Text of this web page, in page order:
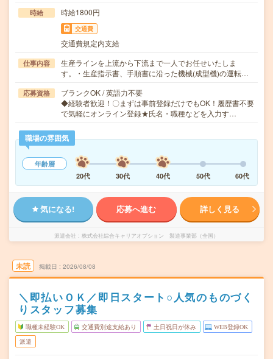
時給 時給1800円
交通費
交通費規定内支給
仕事内容
生産ラインを上流から下流まで一人でお任せいたしま
す。・生産指示書、手順書に沿った機械(成型機)の運転…
応募資格
ブランクOK / 英語力不要
◆経験者歓迎！〇まずは事前登録だけでもOK！履歴書不要
で気軽にオンライン登録★氏名・職種などを入力す…
職場の雰囲気
年齢層
20代
30代 40代 50代 60代
気になる! 応募へ進む 詳しく見る
派遣会社 株式会社綜合キャリアオプション 製造事業部（全国）
未読 掲載日 2026/08/08
＼即払いＯＫ／即日スタート○人気のものづく
りスタッフ募集
職種未経験OK 交通費別途支給あり 土日祝日が休み WEB登録OK
派遣